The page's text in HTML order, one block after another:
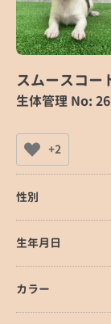
スムースコー
生体管理 No:
+2
性別
生年月日
カラー